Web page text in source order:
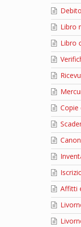
Libro
Libro
Affitti